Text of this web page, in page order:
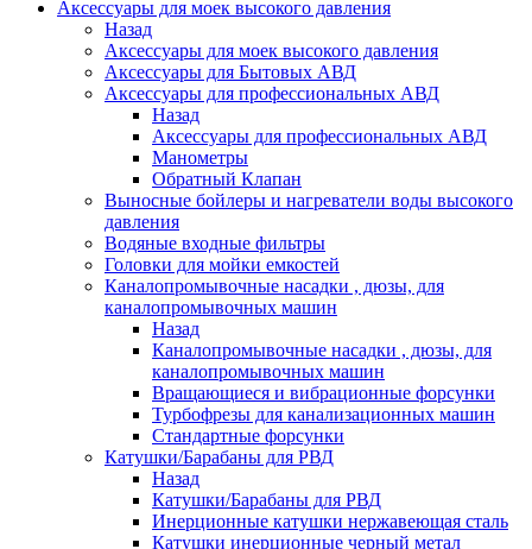
Аксессуары для моек высокого давления
Назад
Аксессуары для моек высокого давления
Аксессуары для Бытовых АВД
Аксессуары для профессиональных АВД
Назад
Аксессуары для профессиональных АВД
Манометры
Обратный Клапан
Выносные бойлеры и нагреватели воды высокого
давления
Водяные входные фильтры
Головки для мойки емкостей
Каналопромывочные насадки , дюзы, для
каналопромывочных машин
Назад
Каналопромывочные насадки , дюзы, для
каналопромывочных машин
Вращающиеся и вибрационные форсунки
Турбофрезы для канализационных машин
Стандартные форсунки
Катушки/Барабаны для РВД
Назад
Катушки/Барабаны для РВД
Инерционные катушки нержавеющая сталь
Катушки инерционные черный метал